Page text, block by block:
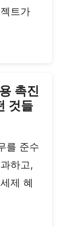
트가
촉진
것들
를 준수
하고,
제 혜